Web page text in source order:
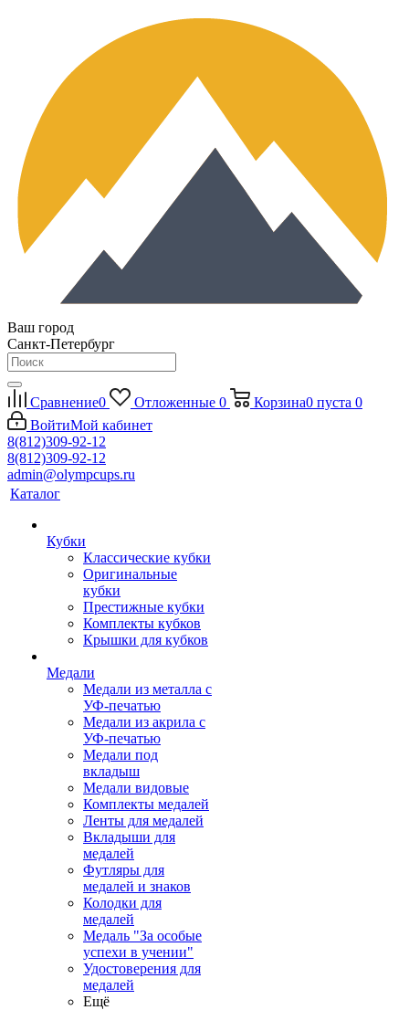
Ваш город
Санкт-Петербург
Сравнение0 Отложенные 0 Корзина0 пуста 0
ВойтиМой кабинет
8(812)309-92-12
8(812)309-92-12
admin@olympcups.ru
Каталог
Кубки
Классические кубки
Оригинальные
кубки
Престижные кубки
Комплекты кубков
Крышки для кубков
Медали
Медали из металла с
УФ-печатью
Медали из акрила с
УФ-печатью
Медали под
вкладыш
Медали видовые
Комплекты медалей
Ленты для медалей
Вкладыши для
медалей
Футляры для
медалей и знаков
Колодки для
медалей
Медаль "За особые
успехи в учении"
Удостоверения для
медалей
Ещё